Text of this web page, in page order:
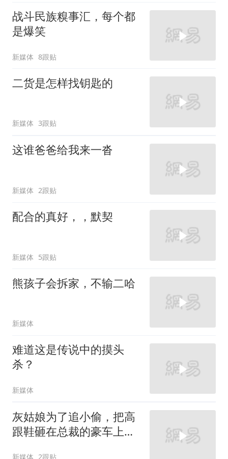
战斗民族糗事汇，每个都
是爆笑
新媒体 8跟贴
二货是怎样找钥匙的
新媒体 3跟贴
这谁爸爸给我来一沓
新媒体 2跟贴
配合的真好，，默契
新媒体 5跟贴
熊孩子会拆家，不输二哈
新媒体
难道这是传说中的摸头
杀？
新媒体
灰姑娘为了追小偷，把高
跟鞋砸在总裁的豪车上，
新媒体 2跟贴